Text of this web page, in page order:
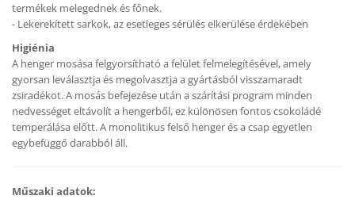
termékek melegednek és főnek.
- Lekerekített sarkok, az esetleges sérülés elkerülése érdekében
Higiénia
A henger mosása felgyorsítható a felület felmelegítésével, amely
gyorsan leválasztja és megolvasztja a gyártásból visszamaradt
zsiradékot. A mosás befejezése után a szárítási program minden
nedvességet eltávolít a hengerből, ez különösen fontos csokoládé
temperálása előtt. A monolitikus felső henger és a csap egyetlen
egybefüggő darabból áll.
Műszaki adatok: